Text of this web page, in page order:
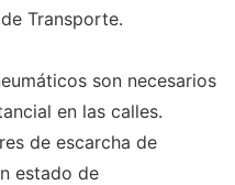
Transporte.
son necesarios
en las calles.
de escarcha de
estado de